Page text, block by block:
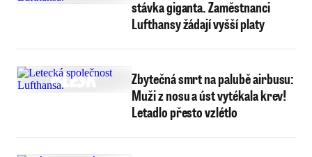
stávka giganta. Zaměstnanci
Lufthansy žádají vyšší platy
Zbytečná smrt na palubě airbusu:
Muži z nosu a úst vytékala krev!
Letadlo přesto vzlétlo